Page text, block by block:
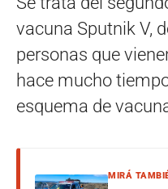
vacuna Sputnik V,
personas que
hace mucho
esquema de
MIRÁ